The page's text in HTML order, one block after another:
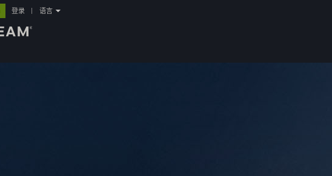
登录 语言